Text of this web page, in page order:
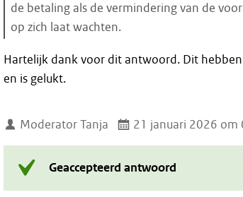
de betaling als de vermindering van de
op zich laat wachten.
citaat
Hartelijk dank voor dit antwoord. Dit
en is gelukt.
Moderator Tanja 21 januari 2026 om
Geaccepteerd antwoord